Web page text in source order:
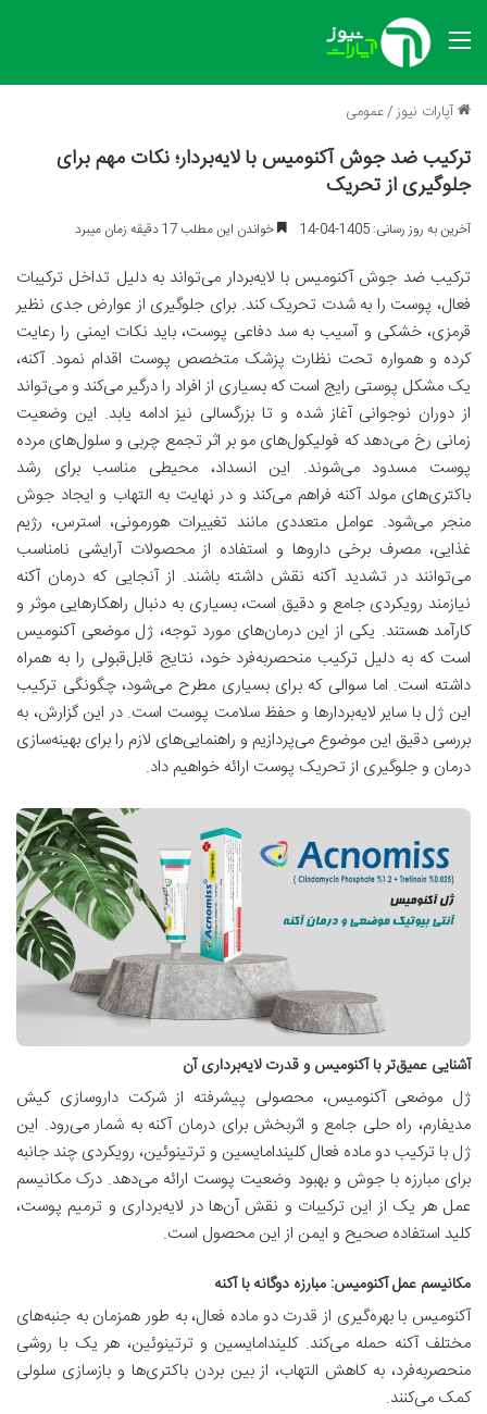
منو
آپارات نیوز/عمومی
ترکیب ضد جوش آکنومیس با لایه‌بردار؛ نکات مهم برای
جلوگیری از تحریک
آخرین به روز رسانی: 1405-04-14 خواندن این مطلب 17 دقیقه زمان میبرد
ترکیب ضد جوش آکنومیس با لایه‌بردار می‌تواند به دلیل تداخل ترکیبات
فعال، پوست را به شدت تحریک کند. برای جلوگیری از عوارض جدی نظیر
قرمزی، خشکی و آسیب به سد دفاعی پوست، باید نکات ایمنی را رعایت
کرده و همواره تحت نظارت پزشک متخصص پوست اقدام نمود. آکنه،
یک مشکل پوستی رایج است که بسیاری از افراد را درگیر می‌کند و می‌تواند
از دوران نوجوانی آغاز شده و تا بزرگسالی نیز ادامه یابد. این وضعیت
زمانی رخ می‌دهد که فولیکول‌های مو بر اثر تجمع چربی و سلول‌های مرده
پوست مسدود می‌شوند. این انسداد، محیطی مناسب برای رشد
باکتری‌های مولد آکنه فراهم می‌کند و در نهایت به التهاب و ایجاد جوش
منجر می‌شود. عوامل متعددی مانند تغییرات هورمونی، استرس، رژیم
غذایی، مصرف برخی داروها و استفاده از محصولات آرایشی نامناسب
می‌توانند در تشدید آکنه نقش داشته باشند. از آنجایی که درمان آکنه
نیازمند رویکردی جامع و دقیق است، بسیاری به دنبال راهکارهایی موثر و
کارآمد هستند. یکی از این درمان‌های مورد توجه، ژل موضعی آکنومیس
است که به دلیل ترکیب منحصربه‌فرد خود، نتایج قابل‌قبولی را به همراه
داشته است. اما سوالی که برای بسیاری مطرح می‌شود، چگونگی ترکیب
این ژل با سایر لایه‌بردارها و حفظ سلامت پوست است. در این گزارش، به
بررسی دقیق این موضوع می‌پردازیم و راهنمایی‌های لازم را برای بهینه‌سازی
درمان و جلوگیری از تحریک پوست ارائه خواهیم داد.
آشنایی عمیق‌تر با آکنومیس و قدرت لایه‌برداری آن
ژل موضعی آکنومیس، محصولی پیشرفته از شرکت داروسازی کیش
مدیفارم، راه حلی جامع و اثربخش برای درمان آکنه به شمار می‌رود. این
ژل با ترکیب دو ماده فعال کلیندامایسین و ترتینوئین، رویکردی چند جانبه
برای مبارزه با جوش و بهبود وضعیت پوست ارائه می‌دهد. درک مکانیسم
عمل هر یک از این ترکیبات و نقش آن‌ها در لایه‌برداری و ترمیم پوست،
کلید استفاده صحیح و ایمن از این محصول است.
مکانیسم عمل آکنومیس: مبارزه دوگانه با آکنه
آکنومیس با بهره‌گیری از قدرت دو ماده فعال، به طور همزمان به جنبه‌های
مختلف آکنه حمله می‌کند. کلیندامایسین و ترتینوئین، هر یک با روشی
منحصربه‌فرد، به کاهش التهاب، از بین بردن باکتری‌ها و بازسازی سلولی
کمک می‌کنند.